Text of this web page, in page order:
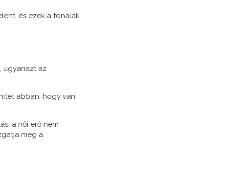
és ezek a fonalak
ugyanazt az
abban, hogy van
a női erő nem
meg a